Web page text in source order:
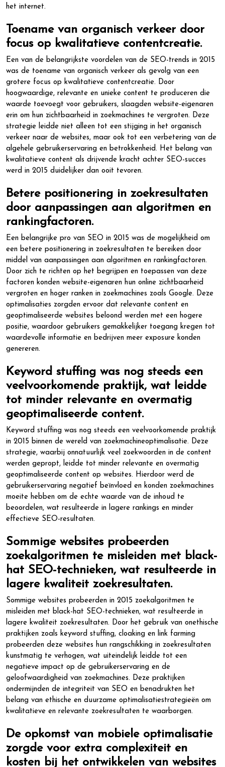
het internet.
Toename van organisch verkeer door
focus op kwalitatieve contentcreatie.
Een van de belangrijkste voordelen van de SEO-trends in 2015
was de toename van organisch verkeer als gevolg van een
grotere focus op kwalitatieve contentcreatie. Door
hoogwaardige, relevante en unieke content te produceren die
waarde toevoegt voor gebruikers, slaagden website-eigenaren
erin om hun zichtbaarheid in zoekmachines te vergroten. Deze
strategie leidde niet alleen tot een stijging in het organisch
verkeer naar de websites, maar ook tot een verbetering van de
algehele gebruikerservaring en betrokkenheid. Het belang van
kwalitatieve content als drijvende kracht achter SEO-succes
werd in 2015 duidelijker dan ooit tevoren.
Betere positionering in zoekresultaten
door aanpassingen aan algoritmen en
rankingfactoren.
Een belangrijke pro van SEO in 2015 was de mogelijkheid om
een betere positionering in zoekresultaten te bereiken door
middel van aanpassingen aan algoritmen en rankingfactoren.
Door zich te richten op het begrijpen en toepassen van deze
factoren konden website-eigenaren hun online zichtbaarheid
vergroten en hoger ranken in zoekmachines zoals Google. Deze
optimalisaties zorgden ervoor dat relevante content en
geoptimaliseerde websites beloond werden met een hogere
positie, waardoor gebruikers gemakkelijker toegang kregen tot
waardevolle informatie en bedrijven meer exposure konden
genereren.
Keyword stuffing was nog steeds een
veelvoorkomende praktijk, wat leidde
tot minder relevante en overmatig
geoptimaliseerde content.
Keyword stuffing was nog steeds een veelvoorkomende praktijk
in 2015 binnen de wereld van zoekmachineoptimalisatie. Deze
strategie, waarbij onnatuurlijk veel zoekwoorden in de content
werden gepropt, leidde tot minder relevante en overmatig
geoptimaliseerde content op websites. Hierdoor werd de
gebruikerservaring negatief beïnvloed en konden zoekmachines
moeite hebben om de echte waarde van de inhoud te
beoordelen, wat resulteerde in lagere rankings en minder
effectieve SEO-resultaten.
Sommige websites probeerden
zoekalgoritmen te misleiden met black-
hat SEO-technieken, wat resulteerde in
lagere kwaliteit zoekresultaten.
Sommige websites probeerden in 2015 zoekalgoritmen te
misleiden met black-hat SEO-technieken, wat resulteerde in
lagere kwaliteit zoekresultaten. Door het gebruik van onethische
praktijken zoals keyword stuffing, cloaking en link farming
probeerden deze websites hun rangschikking in zoekresultaten
kunstmatig te verhogen, wat uiteindelijk leidde tot een
negatieve impact op de gebruikerservaring en de
geloofwaardigheid van zoekmachines. Deze praktijken
ondermijnden de integriteit van SEO en benadrukten het
belang van ethische en duurzame optimalisatiestrategieën om
kwalitatieve en relevante zoekresultaten te waarborgen.
De opkomst van mobiele optimalisatie
zorgde voor extra complexiteit en
kosten bij het ontwikkelen van websites